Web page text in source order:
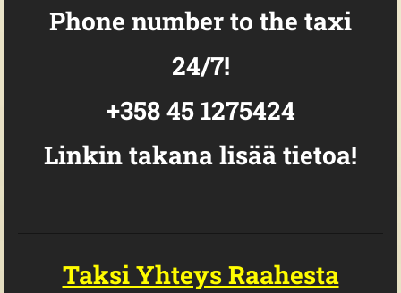
Phone number to the taxi
24/7!
+358 45 1275424
Linkin takana lisää tietoa!
Taksi Yhteys Raahesta